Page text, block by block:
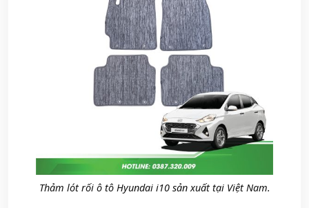
Thảm lót rối ô tô Hyundai i10 sản xuất tại Việt Nam.